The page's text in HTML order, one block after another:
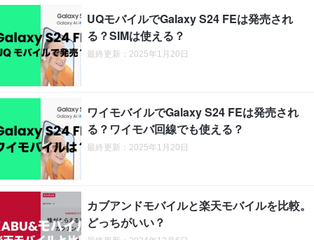
UQモバイルでGalaxy S24 FEは発売され
る？SIMは使える？
最終更新：2025年1月20日
ワイモバイルでGalaxy S24 FEは発売され
る？ワイモバ回線でも使える？
最終更新：2025年1月20日
カブアンドモバイルと楽天モバイルを比較。
どっちがいい？